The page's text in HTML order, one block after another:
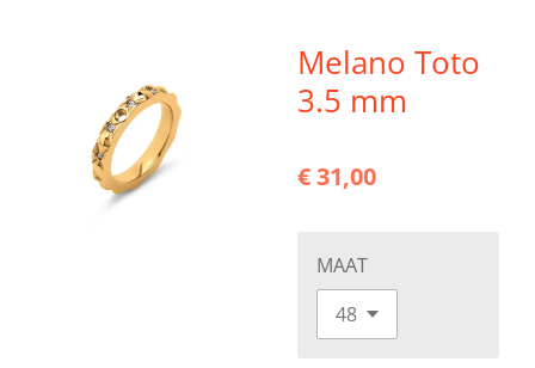
Melano Toto
3.5 mm
€ 31,00
MAAT